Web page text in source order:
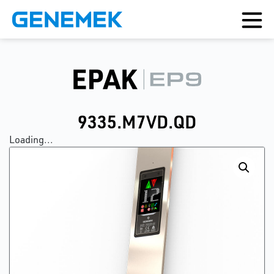
9335.M7VD.QD
Loading...